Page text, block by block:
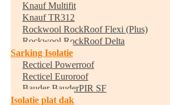
Knauf Multifit
Knauf TR312
Rockwool RockRoof Flexi (Plus)
Rockwool RockRoof Delta
Sarking Isolatie
Recticel Powerroof
Recticel Euroroof
Bauder BauderPIR SF
Isolatie plat dak